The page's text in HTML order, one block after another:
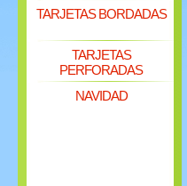
TARJETAS BORDADAS
TARJETAS
PERFORADAS
NAVIDAD